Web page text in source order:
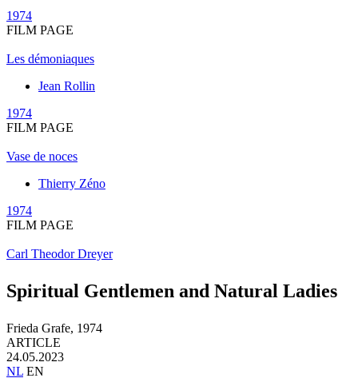
1974
FILM PAGE
Les démoniaques
Jean Rollin
1974
FILM PAGE
Vase de noces
Thierry Zéno
1974
FILM PAGE
Carl Theodor Dreyer
Spiritual Gentlemen and Natural Ladies
Frieda Grafe, 1974
ARTICLE
24.05.2023
NL EN